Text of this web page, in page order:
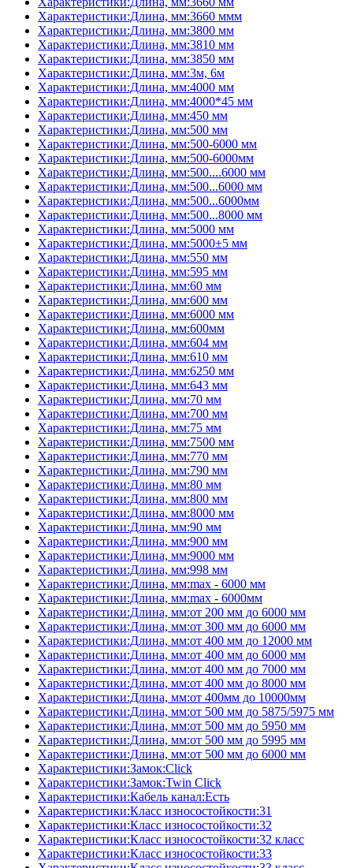
Характеристики:Длина, мм:3660 ммм
Характеристики:Длина, мм:3800 мм
Характеристики:Длина, мм:3810 мм
Характеристики:Длина, мм:3850 мм
Характеристики:Длина, мм:3м, 6м
Характеристики:Длина, мм:4000 мм
Характеристики:Длина, мм:4000*45 мм
Характеристики:Длина, мм:450 мм
Характеристики:Длина, мм:500 мм
Характеристики:Длина, мм:500-6000 мм
Характеристики:Длина, мм:500-6000мм
Характеристики:Длина, мм:500....6000 мм
Характеристики:Длина, мм:500...6000 мм
Характеристики:Длина, мм:500...6000мм
Характеристики:Длина, мм:500...8000 мм
Характеристики:Длина, мм:5000 мм
Характеристики:Длина, мм:5000±5 мм
Характеристики:Длина, мм:550 мм
Характеристики:Длина, мм:595 мм
Характеристики:Длина, мм:60 мм
Характеристики:Длина, мм:600 мм
Характеристики:Длина, мм:6000 мм
Характеристики:Длина, мм:600мм
Характеристики:Длина, мм:604 мм
Характеристики:Длина, мм:610 мм
Характеристики:Длина, мм:6250 мм
Характеристики:Длина, мм:643 мм
Характеристики:Длина, мм:70 мм
Характеристики:Длина, мм:700 мм
Характеристики:Длина, мм:75 мм
Характеристики:Длина, мм:7500 мм
Характеристики:Длина, мм:770 мм
Характеристики:Длина, мм:790 мм
Характеристики:Длина, мм:80 мм
Характеристики:Длина, мм:800 мм
Характеристики:Длина, мм:8000 мм
Характеристики:Длина, мм:90 мм
Характеристики:Длина, мм:900 мм
Характеристики:Длина, мм:9000 мм
Характеристики:Длина, мм:998 мм
Характеристики:Длина, мм:max - 6000 мм
Характеристики:Длина, мм:max - 6000мм
Характеристики:Длина, мм:от 200 мм до 6000 мм
Характеристики:Длина, мм:от 300 мм до 6000 мм
Характеристики:Длина, мм:от 400 мм до 12000 мм
Характеристики:Длина, мм:от 400 мм до 6000 мм
Характеристики:Длина, мм:от 400 мм до 7000 мм
Характеристики:Длина, мм:от 400 мм до 8000 мм
Характеристики:Длина, мм:от 400мм до 10000мм
Характеристики:Длина, мм:от 500 мм до 5875/5975 мм
Характеристики:Длина, мм:от 500 мм до 5950 мм
Характеристики:Длина, мм:от 500 мм до 5995 мм
Характеристики:Длина, мм:от 500 мм до 6000 мм
Характеристики:Замок:Click
Характеристики:Замок:Twin Click
Характеристики:Кабель канал:Есть
Характеристики:Класс износостойкости:31
Характеристики:Класс износостойкости:32
Характеристики:Класс износостойкости:32 класс
Характеристики:Класс износостойкости:33